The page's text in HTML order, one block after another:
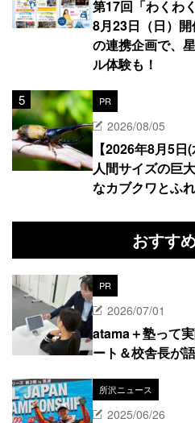
第17回「わくわ
8月23日（日）
の連携企画で、
ル体験も！
PR
2026/08/05
【2026年8月5
人間サイズの巨
なカブクワとふ
おすす
PR
2026/07/01
atama＋塾って
ート＆校舎長が
所沢ニュース
2025/06/26